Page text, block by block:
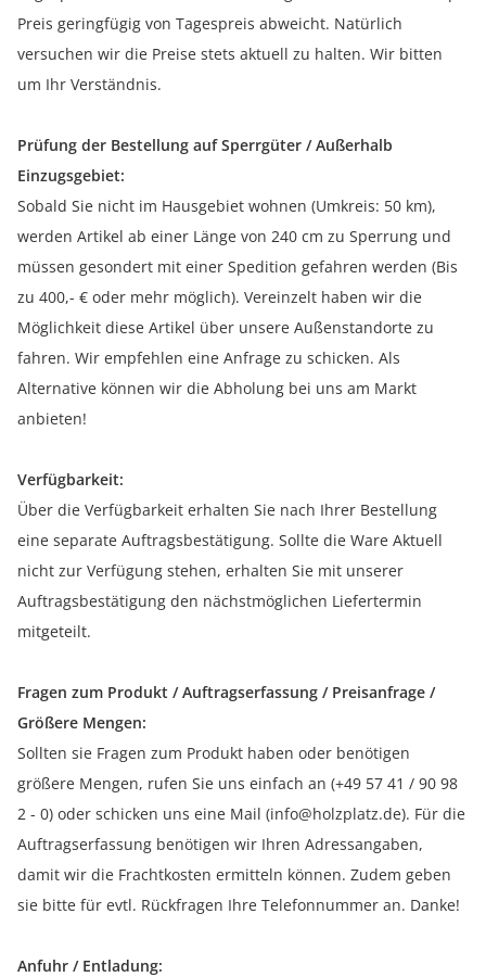
Preis geringfügig von Tagespreis abweicht. Natürlich
versuchen wir die Preise stets aktuell zu halten. Wir bitten
um Ihr Verständnis.
Prüfung der Bestellung auf Sperrgüter / Außerhalb
Einzugsgebiet:
Sobald Sie nicht im Hausgebiet wohnen (Umkreis: 50 km),
werden Artikel ab einer Länge von 240 cm zu Sperrung und
müssen gesondert mit einer Spedition gefahren werden (Bis
zu 400,- € oder mehr möglich). Vereinzelt haben wir die
Möglichkeit diese Artikel über unsere Außenstandorte zu
fahren. Wir empfehlen eine Anfrage zu schicken. Als
Alternative können wir die Abholung bei uns am Markt
anbieten!
Verfügbarkeit:
Über die Verfügbarkeit erhalten Sie nach Ihrer Bestellung
eine separate Auftragsbestätigung. Sollte die Ware Aktuell
nicht zur Verfügung stehen, erhalten Sie mit unserer
Auftragsbestätigung den nächstmöglichen Liefertermin
mitgeteilt.
Fragen zum Produkt / Auftragserfassung / Preisanfrage /
Größere Mengen:
Sollten sie Fragen zum Produkt haben oder benötigen
größere Mengen, rufen Sie uns einfach an (+49 57 41 / 90 98
2 - 0) oder schicken uns eine Mail (info@holzplatz.de). Für die
Auftragserfassung benötigen wir Ihren Adressangaben,
damit wir die Frachtkosten ermitteln können. Zudem geben
sie bitte für evtl. Rückfragen Ihre Telefonnummer an. Danke!
Anfuhr / Entladung: